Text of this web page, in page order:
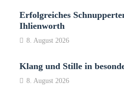
Erfolgreiches
Ihlienworth
8. August 2026
Klang und Stille in
8. August 2026